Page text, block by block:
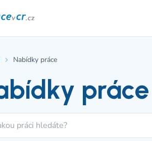
Nabídky práce
práce